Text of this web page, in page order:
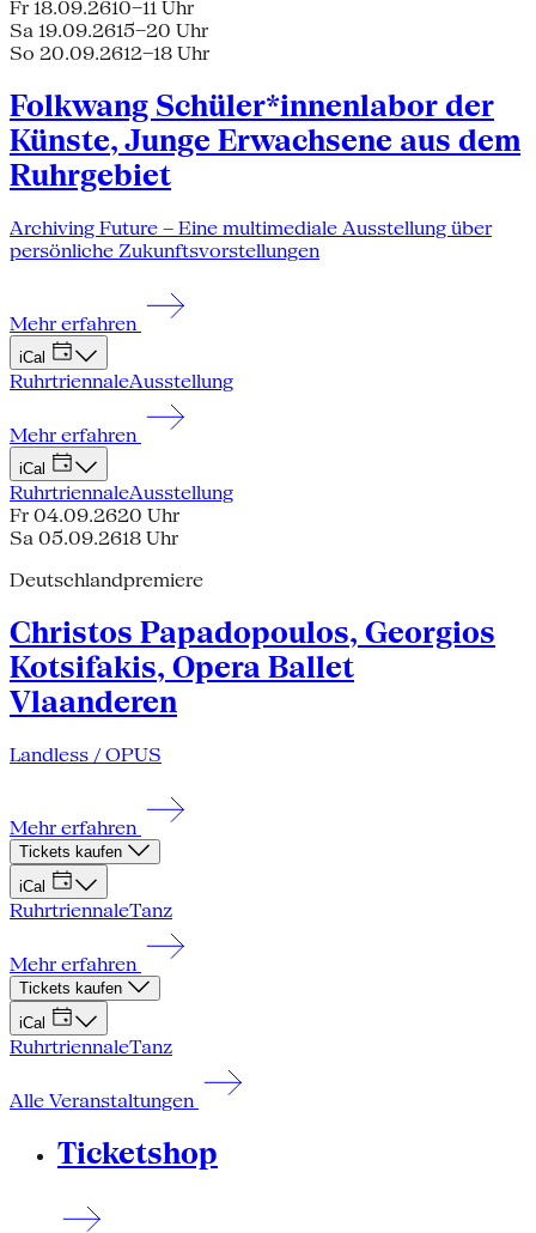
Fr 18.09.2610–11 Uhr
Sa 19.09.2615–20 Uhr
So 20.09.2612–18 Uhr
Folkwang Schüler*innenlabor der
Künste, Junge Erwachsene aus dem
Ruhrgebiet
Archiving Future – Eine multimediale Ausstellung über
persönliche Zukunftsvorstellungen
Mehr erfahren
iCal
RuhrtriennaleAusstellung
Mehr erfahren
iCal
RuhrtriennaleAusstellung
Fr 04.09.2620 Uhr
Sa 05.09.2618 Uhr
Deutschlandpremiere
Christos Papadopoulos, Georgios
Kotsifakis, Opera Ballet
Vlaanderen
Landless / OPUS
Mehr erfahren
Tickets kaufen
iCal
RuhrtriennaleTanz
Mehr erfahren
Tickets kaufen
iCal
RuhrtriennaleTanz
Alle Veranstaltungen
Ticketshop